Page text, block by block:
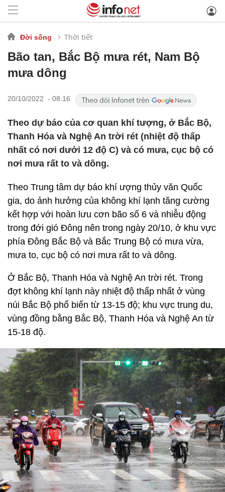
Đời sống Thời tiết
Bão tan, Bắc Bộ mưa rét, Nam Bộ
mưa dông
20/10/2022 - 08:16
Theo dự báo của cơ quan khí tượng, ở Bắc Bộ,
Thanh Hóa và Nghệ An trời rét (nhiệt độ thấp
nhất có nơi dưới 12 độ C) và có mưa, cục bộ có
nơi mưa rất to và dông.
Theo Trung tâm dự báo khí ượng thủy văn Quốc
gia, do ảnh hưởng của không khí lạnh tăng cường
kết hợp với hoàn lưu cơn bão số 6 và nhiễu động
trong đới gió Đông nên trong ngày 20/10, ở khu vực
phía Đông Bắc Bộ và Bắc Trung Bộ có mưa vừa,
mưa to, cục bộ có nơi mưa rất to và dông.
Ở Bắc Bộ, Thanh Hóa và Nghệ An trời rét. Trong
đợt không khí lạnh này nhiệt độ thấp nhất ở vùng
núi Bắc Bộ phổ biến từ 13-15 độ; khu vực trung du,
vùng đồng bằng Bắc Bộ, Thanh Hóa và Nghệ An từ
15-18 độ.